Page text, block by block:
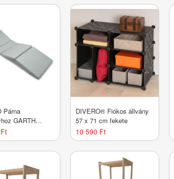
Párna
GARTH
DIVERO® Fiókos állvány
57 x 71 cm fekete
10 590 Ft